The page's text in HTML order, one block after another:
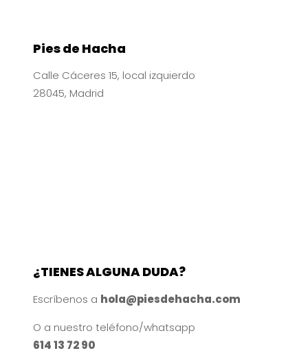
Pies de Hacha
Calle Cáceres 15, local izquierdo
28045, Madrid
¿TIENES ALGUNA DUDA?
Escríbenos a hola@piesdehacha.com
O a nuestro teléfono/whatsapp
614 13 72 90